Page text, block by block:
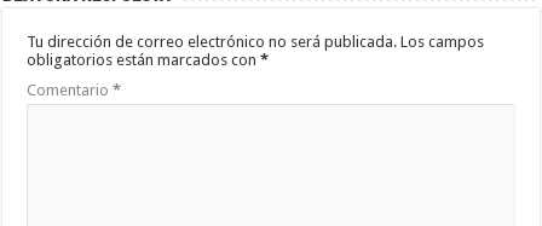
Tu dirección de correo electrónico no será publicada. Los campos
obligatorios están marcados con*
Comentario*